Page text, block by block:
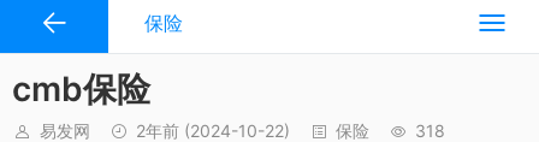
保险
cmb保险
易发网 2年前 (2024-10-22) 保险 318